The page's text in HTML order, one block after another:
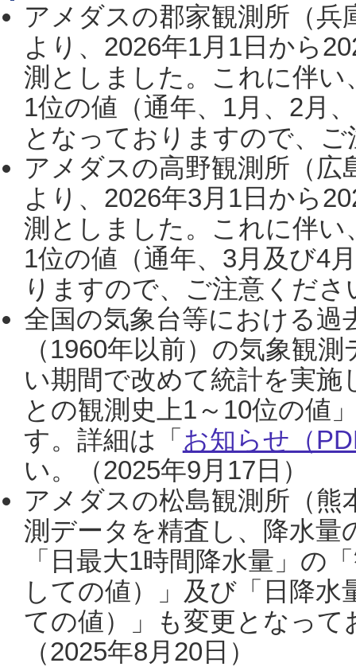
アメダスの郡家観測所（
より、2026年1月1日から
測としました。これに伴い
1位の値（通年、1月、2月
となっておりますので、
アメダスの高野観測所（
より、2026年3月1日から
測としました。これに伴い
1位の値（通年、3月及び4
りますので、ご注意くだ
全国の気象台等における過
（1960年以前）の気象観
い期間で改めて統計を実
との観測史上1～10位の値
す。詳細は「 お知らせ（
い。（2025年9月17日）
アメダスの松島観測所（熊
測データを精査し、降水
「日最大1時間降水量」の
しての値）」及び「日降
ての値）」も変更となっ
（2025年8月20日）